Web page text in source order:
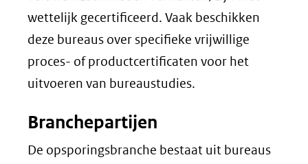
wettelijk gecertificeerd. Vaak beschikken
deze bureaus over specifieke vrijwillige
proces- of productcertificaten voor het
uitvoeren van bureaustudies.
Branchepartijen
De opsporingsbranche bestaat uit bureaus